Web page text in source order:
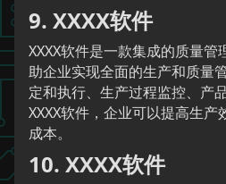
9. XXXX软件
XXXX软件是一款集成的质量
助企业实现全面的生产和质量
定和执行、生产过程监控、产
XXXX软件，企业可以提高生
成本。
10. XXXX软件